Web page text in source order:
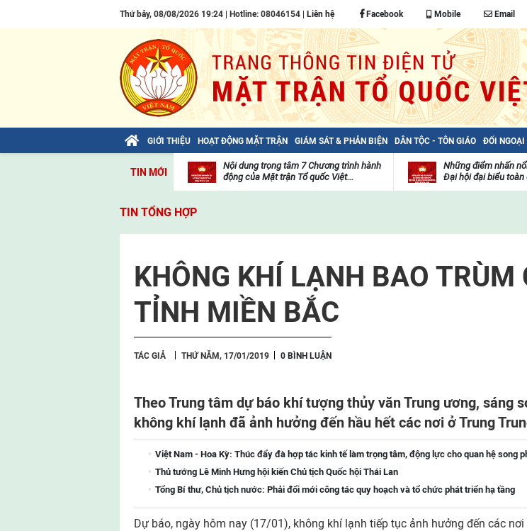
Thứ bảy, 08/08/2026 19:24 | Hotline: 08046154 | Liên hệ Facebook Mobile Email
GIỚI THIỆU HOẠT ĐỘNG MẶT TRẬN GIÁM SÁT & PHẢN BIỆN DÂN TỘC - TÔN GIÁO ĐỐI NGOẠI
TIN MỚI
Bài viết của Tổng Bí thư Tô Lâm: TIẾN
viện
Nội dung trọng tâm 7 Chương trình hành
động của Mặt trận Tổ quốc Việt...
Những điểm nhấn
Đại hội đại biểu toàn
TIN TỔNG HỢP
KHÔNG KHÍ LẠNH BAO TRÙM
TỈNH MIỀN BẮC
TÁC GIẢ THỨ NĂM, 17/01/2019 0 BÌNH LUẬN
Theo Trung tâm dự báo khí tượng thủy văn Trung ương, sáng
không khí lạnh đã ảnh hưởng đến hầu hết các nơi ở Trung
Việt Nam - Hoa Kỳ: Thúc đẩy đà hợp tác kinh tế làm trọng tâm, động lực cho quan hệ song
Thủ tướng Lê Minh Hưng hội kiến Chủ tịch Quốc hội Thái Lan
Tổng Bí thư, Chủ tịch nước: Phải đổi mới công tác quy hoạch và tổ chức phát triển hạ tầng
Dự báo, ngày hôm nay (17/01), không khí lạnh tiếp tục ảnh hưởng đến các nơi